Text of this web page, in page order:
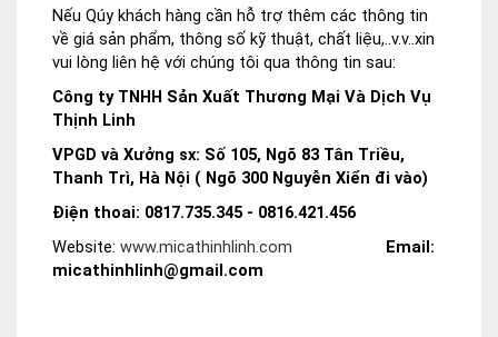
Nếu Qúy khách hàng cần hỗ trợ thêm các thông tin
về giá sản phẩm, thông số kỹ thuật, chất liệu,..v.v..xin
vui lòng liên hệ với chúng tôi qua thông tin sau:
Công ty TNHH Sản Xuất Thương Mại Và Dịch Vụ
Thịnh Linh
VPGD và Xưởng sx: Số 105, Ngõ 83 Tân Triều,
Thanh Trì, Hà Nội ( Ngõ 300 Nguyễn Xiển đi vào)
Điện thoai: 0817.735.345 - 0816.421.456
Website: www.micathinhlinh.com
Email:
micathinhlinh@gmail.com